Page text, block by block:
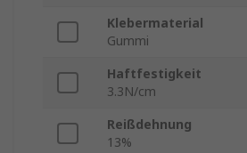
Klebermaterial
Gummi
Haftfestigkeit
3.3N/cm
Reißdehnung
13%